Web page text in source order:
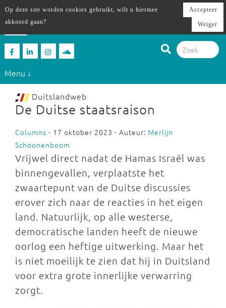
Menu ↓
Duitslandweb
De Duitse staatsraison
Columns - 17 oktober 2023 - Auteur: Merlijn
Schoonenboom
Vrijwel direct nadat de Hamas Israël was
binnengevallen, verplaatste het
zwaartepunt van de Duitse discussies
erover zich naar de reacties in het eigen
land. Natuurlijk, op alle westerse,
democratische landen heeft de nieuwe
oorlog een heftige uitwerking. Maar het
is niet moeilijk te zien dat hij in Duitsland
voor extra grote innerlijke verwarring
zorgt.
Op deze site worden cookies gebruikt, wilt u hiermee
akkoord gaan?
Accepteer
Weiger